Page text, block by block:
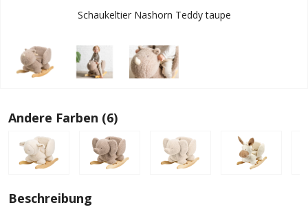
Schaukeltier Nashorn Teddy taupe
Andere Farben (6)
Beschreibung